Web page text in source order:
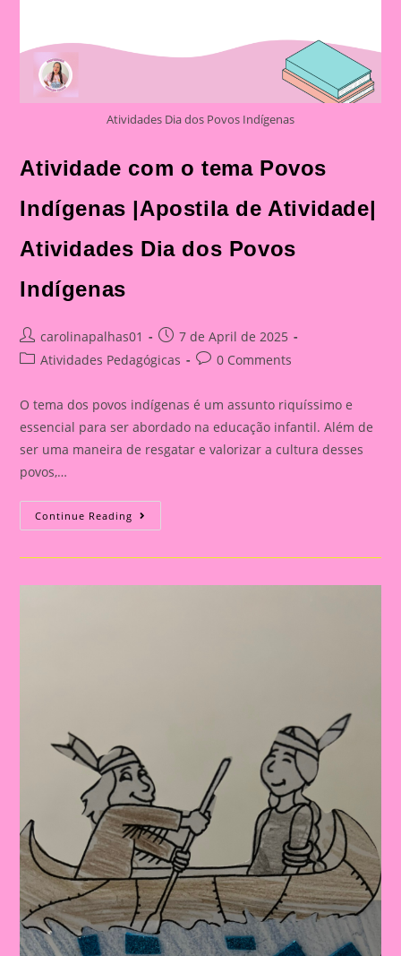
Atividades Dia dos Povos Indígenas
Atividade com o tema Povos
Indígenas |Apostila de Atividade|
Atividades Dia dos Povos
Indígenas
Post
author:
carolinapalhas01
Post
published:
7 de April de 2025
PostAtividades Pedagógicas
Post0 Comments
O tema dos povos indígenas é um assunto riquíssimo e
essencial para ser abordado na educação infantil. Além de
ser uma maneira de resgatar e valorizar a cultura desses
povos,…
Continue Reading Atividade
Com
|Apostila